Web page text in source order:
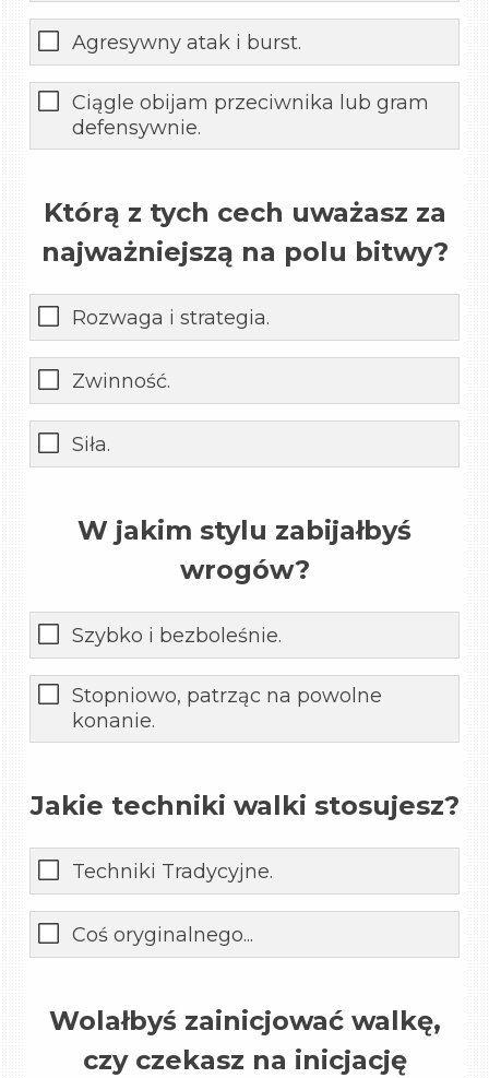
Agresywny atak i burst.
Ciągle obijam przeciwnika lub gram
defensywnie.
Którą z tych cech uważasz za
najważniejszą na polu bitwy?
Rozwaga i strategia.
Zwinność.
Siła.
W jakim stylu zabijałbyś
wrogów?
Szybko i bezboleśnie.
Stopniowo, patrząc na powolne
konanie.
Jakie techniki walki stosujesz?
Techniki Tradycyjne.
Coś oryginalnego...
Wolałbyś zainicjować walkę,
czy czekasz na inicjację